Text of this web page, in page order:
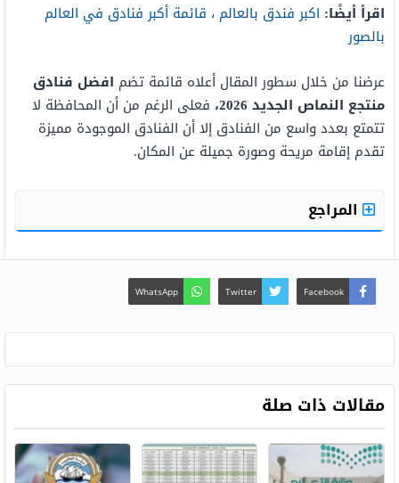
اقرأ أيضًا: اكبر فندق بالعالم ، قائمة أكبر فنادق في العالم
بالصور
عرضنا من خلال سطور المقال أعلاه قائمة تضم افضل فنادق
منتجع النماص الجديد 2026،
فعلى الرغم من أن المحافظة لا
تتمتع بعدد واسع من الفنادق إلا أن الفنادق الموجودة مميزة
تقدم إقامة مريحة وصورة جميلة عن المكان.
المراجع
Facebook
Twitter
WhatsApp
مقالات ذات صلة